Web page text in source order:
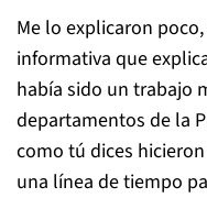
Me lo explicaron
informativa que
había sido un trabajo
departamentos de la
como tú dices
una línea de tiempo